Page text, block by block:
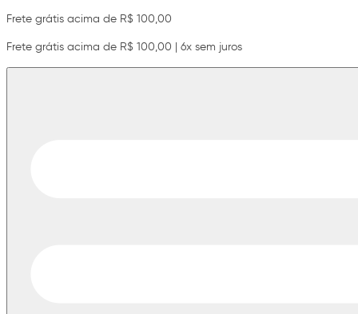
Frete grátis acima de R$ 100,00
Frete grátis acima de R$ 100,00 | 6x sem juros